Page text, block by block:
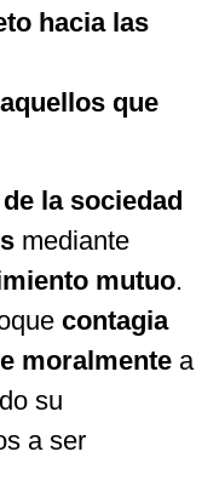
hacia las
que
la sociedad
mediante
mutuo.
contagia
moralmente a
su
a ser